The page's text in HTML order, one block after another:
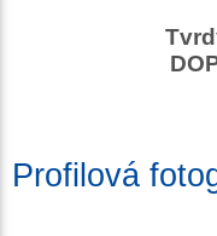
Profilová